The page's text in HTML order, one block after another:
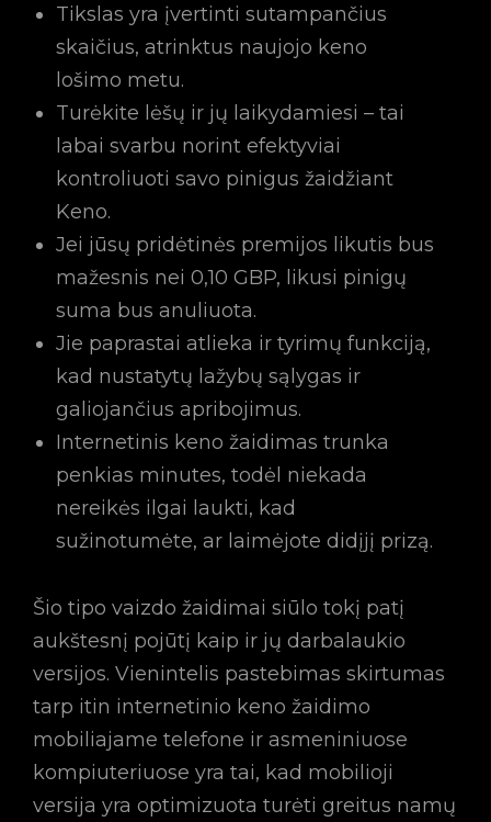
Tikslas yra įvertinti sutampančius
skaičius, atrinktus naujojo keno
lošimo metu.
Turėkite lėšų ir jų laikydamiesi – tai
labai svarbu norint efektyviai
kontroliuoti savo pinigus žaidžiant
Keno.
Jei jūsų pridėtinės premijos likutis bus
mažesnis nei 0,10 GBP, likusi pinigų
suma bus anuliuota.
Jie paprastai atlieka ir tyrimų funkciją,
kad nustatytų lažybų sąlygas ir
galiojančius apribojimus.
Internetinis keno žaidimas trunka
penkias minutes, todėl niekada
nereikės ilgai laukti, kad
sužinotumėte, ar laimėjote didįjį prizą.
Šio tipo vaizdo žaidimai siūlo tokį patį
aukštesnį pojūtį kaip ir jų darbalaukio
versijos. Vienintelis pastebimas skirtumas
tarp itin internetinio keno žaidimo
mobiliajame telefone ir asmeniniuose
kompiuteriuose yra tai, kad mobilioji
versija yra optimizuota turėti greitus namų